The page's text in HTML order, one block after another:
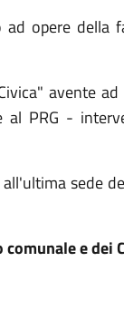
opere della
avente
PRG -
sede
e dei